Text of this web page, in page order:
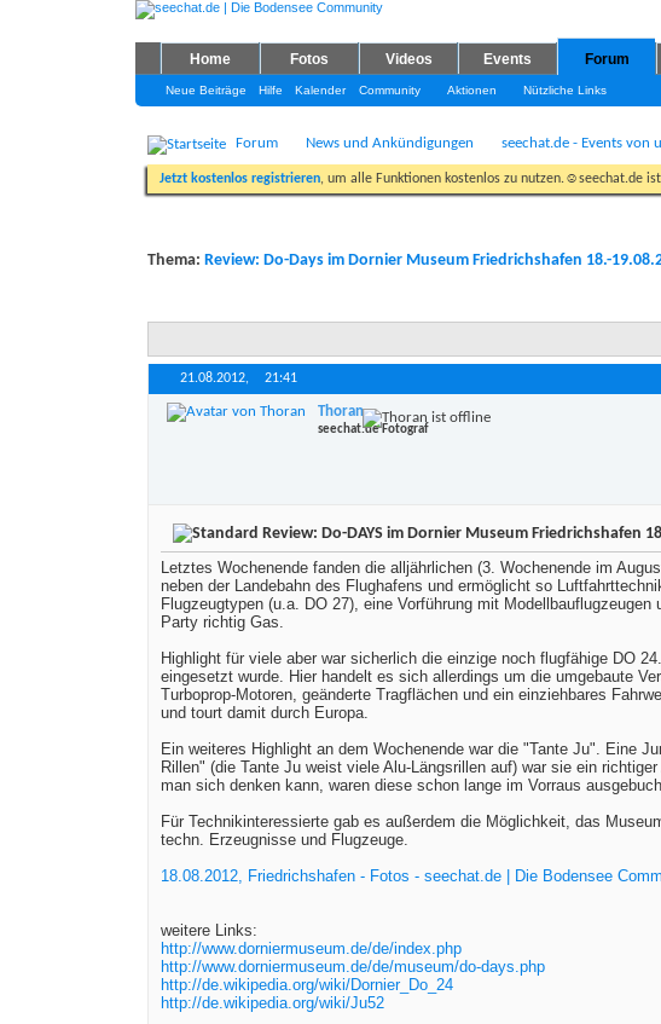
Home Fotos Videos Events Forum
Neue Beiträge Hilfe Kalender Community Aktionen Nützliche Links
Forum News und Ankündigungen seechat.de - Events von
Jetzt kostenlos registrieren, um alle Funktionen kostenlos zu nutzen.☺seechat.de
Thema: Review: Do-Days im Dornier Museum Friedrichshafen 18.-
21.08.2012, 21:41
Thoran
seechat.de Fotograf
Review: Do-DAYS im Dornier Museum Friedrichshafen
Letztes Wochenende fanden die alljährlichen (3. Wochenende im
neben der Landebahn des Flughafens und ermöglicht so
Flugzeugtypen (u.a. DO 27), eine Vorführung mit
Party richtig Gas.
Highlight für viele aber war sicherlich die einzige noch flugfähige DO
eingesetzt wurde. Hier handelt es sich allerdings um die umgebaute
Turboprop-Motoren, geänderte Tragflächen und ein einziehbares
und tourt damit durch Europa.
Ein weiteres Highlight an dem Wochenende war die "Tante Ju". Eine
Rillen" (die Tante Ju weist viele Alu-Längsrillen auf) war sie ein
man sich denken kann, waren diese schon lange im Vorraus
Für Technikinteressierte gab es außerdem die Möglichkeit, das
techn. Erzeugnisse und Flugzeuge.
18.08.2012, Friedrichshafen - Fotos - seechat.de | Die Bodensee
weitere Links:
http://www.dorniermuseum.de/de/index.php
http://www.dorniermuseum.de/de/museum/do-days.php
http://de.wikipedia.org/wiki/Dornier_Do_24
http://de.wikipedia.org/wiki/Ju52